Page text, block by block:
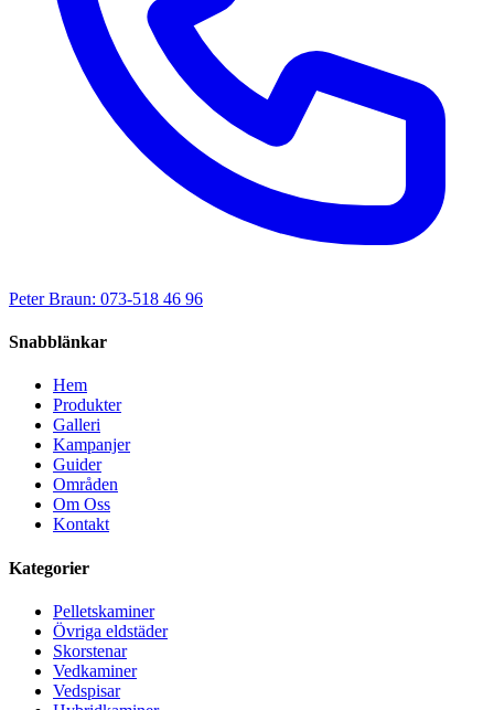
Peter Braun: 073-518 46 96
Snabblänkar
Hem
Produkter
Galleri
Kampanjer
Guider
Områden
Om Oss
Kontakt
Kategorier
Pelletskaminer
Övriga eldstäder
Skorstenar
Vedkaminer
Vedspisar